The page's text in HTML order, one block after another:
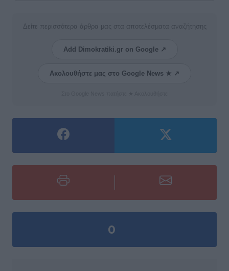
Δείτε περισσότερα άρθρα μας στα αποτελέσματα αναζήτησης
Add Dimokratiki.gr on Google ↗
Ακολουθήστε μας στο Google News ★ ↗
0